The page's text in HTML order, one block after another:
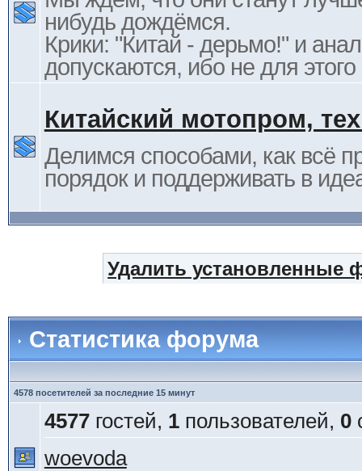
нибудь дождёмся.
Крики: "Китай - дерьмо!" и
допускаются, ибо не для
Китайский мотопром,
Делимся способами, как всё
порядок и поддерживать в
Удалить установленные
Статистика форума
4578 посетителей за последние 15 минут
4577гостей, 1пользователей, 0
woevoda